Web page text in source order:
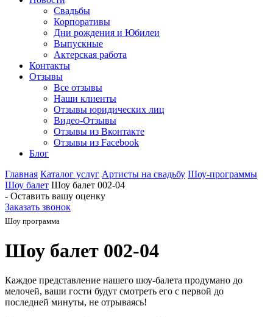
Свадьбы
Корпоративы
Дни рождения и Юбилеи
Выпускные
Актерская работа
Контакты
Отзывы
Все отзывы
Наши клиенты
Отзывы юридических лиц
Видео-Отзывы
Отзывы из Вконтакте
Отзывы из Facebook
Блог
Главная Каталог услуг Артисты на свадьбу Шоу-программы
Шоу балет Шоу балет 002-04
- Оставить вашу оценку
Заказать звонок
Шоу программа
Шоу балет 002-04
Каждое представление нашего шоу-балета продумано до
мелочей, ваши гости будут смотреть его с первой до
последней минуты, не отрываясь!